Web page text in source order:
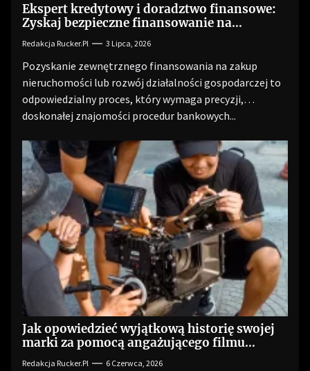
Ekspert kredytowy i doradztwo finansowe:
Zyskaj bezpieczne finansowanie na
Redakcja Rucker.pl 3 Lipca, 2026
Pozyskanie zewnętrznego finansowania na zakup
nieruchomości lub rozwój działalności gospodarczej to
odpowiedzialny proces, który wymaga precyzji,
doskonałej znajomości procedur bankowych...
Jak opowiedzieć wyjątkową historię swojej
marki za pomocą angażującego filmu
Redakcja Rucker.pl 6 Czerwca, 2026